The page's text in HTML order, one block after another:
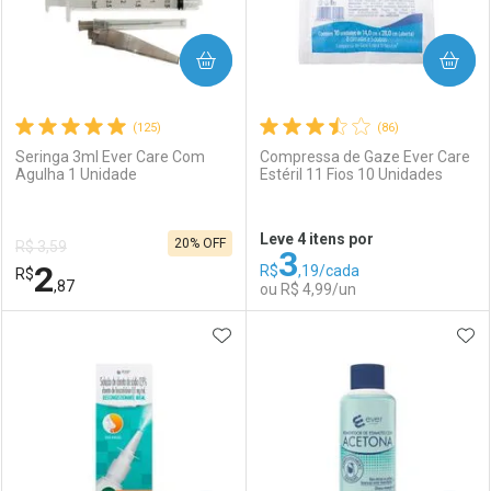
Comprar sem Desconto
Por R$ 3,59/cada
Comprar sem Desconto
Por R$ 3,59/cada
Comprar sem Desconto
Por R$ 8,47/cada
Comprar sem Desconto
Por R$ 8,47/cada
(125)
Seringa 3ml Ever Care Com
Agulha 1 Unidade
R$ 3,59
R$2,87
20% OFF
COMPRAR
Laboratório
Por Menos
(86)
Compressa de Gaze Ever Care
Estéril 11 Fios 10 Unidades
Leve 4 itens por
R$3,19/cada
ou R$ 4,99/un
COMPRAR
Laboratório
Por Menos
ADICIONAR AOS FAVORITOS